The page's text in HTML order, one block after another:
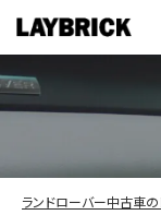
ランドローバー中古車の